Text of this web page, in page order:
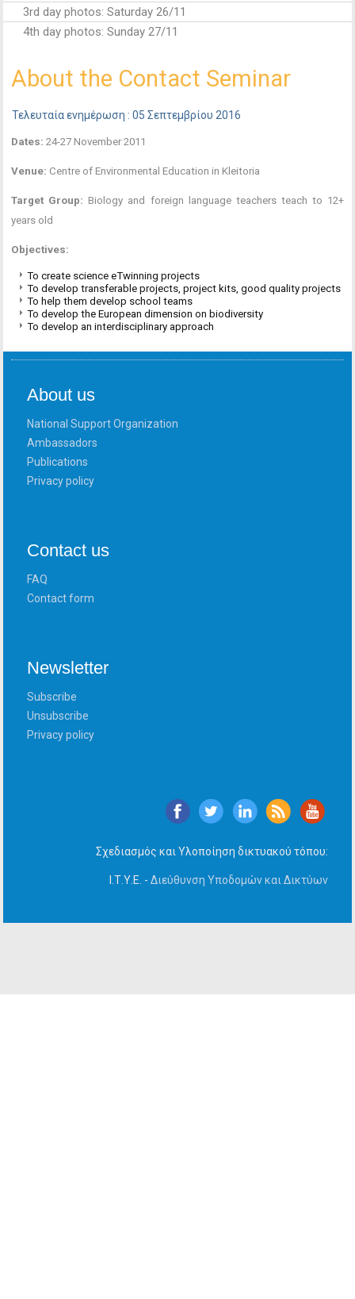
3rd day photos: Saturday 26/11
4th day photos: Sunday 27/11
About the Contact Seminar
Τελευταία ενημέρωση : 05 Σεπτεμβρίου 2016
Dates: 24-27 November 2011
Venue: Centre of Environmental Education in Kleitoria
Target Group: Biology and foreign language teachers teach to 12+
years old
Objectives:
To create science eTwinning projects
To develop transferable projects, project kits, good quality projects
To help them develop school teams
To develop the European dimension on biodiversity
To develop an interdisciplinary approach
About us
National Support Organization
Ambassadors
Publications
Privacy policy
Contact us
FAQ
Contact form
Newsletter
Subscribe
Unsubscribe
Privacy policy
Σχεδιασμός και Υλοποίηση δικτυακού τόπου:
Ι.Τ.Υ.Ε. - Διεύθυνση Υποδομών και Δικτύων